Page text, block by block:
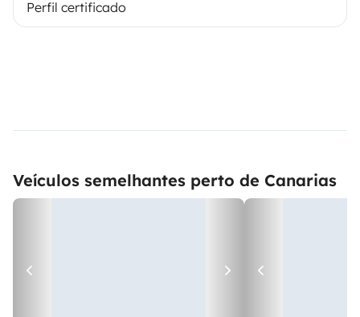
Perfil certificado
Veículos semelhantes perto de Canarias